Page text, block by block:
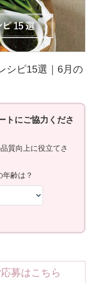
シピ15選｜6月の
募はこちら